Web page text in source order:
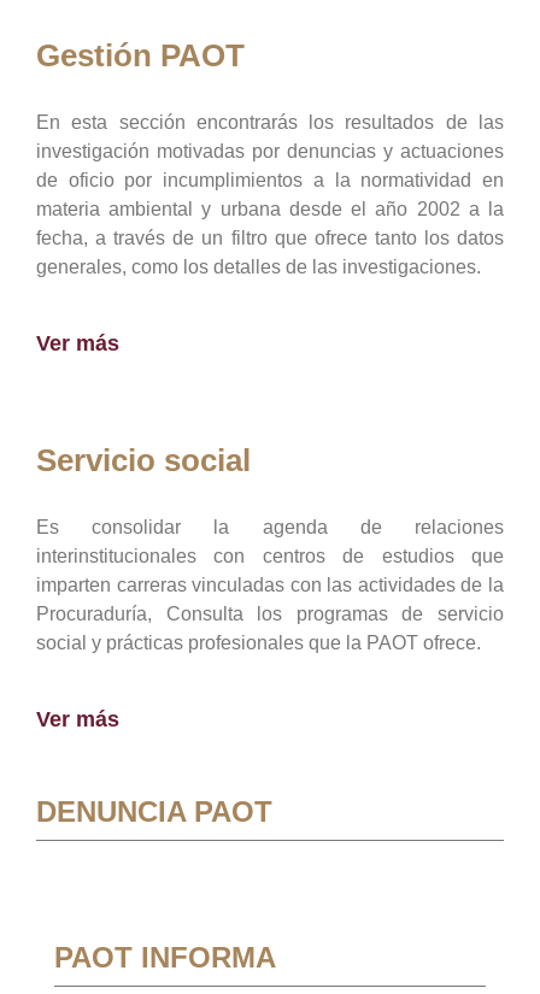
Gestión PAOT
En esta sección encontrarás los resultados de las
investigación motivadas por denuncias y actuaciones
de oficio por incumplimientos a la normatividad en
materia ambiental y urbana desde el año 2002 a la
fecha, a través de un filtro que ofrece tanto los datos
generales, como los detalles de las investigaciones.
Ver más
Servicio social
Es consolidar la agenda de relaciones
interinstitucionales con centros de estudios que
imparten carreras vinculadas con las actividades de la
Procuraduría, Consulta los programas de servicio
social y prácticas profesionales que la PAOT ofrece.
Ver más
DENUNCIA PAOT
PAOT INFORMA